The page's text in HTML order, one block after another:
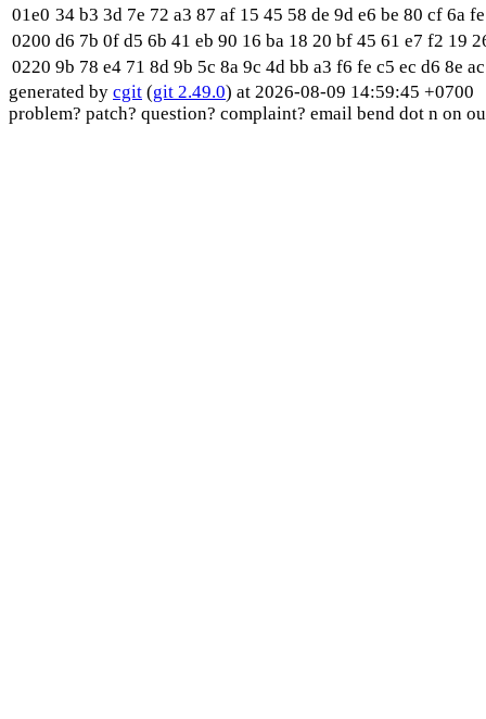
01e0 34 b3 3d 7e 72 a3 87 af 15 45 58 de 9d e6 be 80 cf 6a
0200 d6 7b 0f d5 6b 41 eb 90 16 ba 18 20 bf 45 61 e7 f2 19
0220 9b 78 e4 71 8d 9b 5c 8a 9c 4d bb a3 f6 fe c5 ec d6 8e
generated by cgit (git 2.49.0) at 2026-08-09 14:59:45 +0700
problem? patch? question? complaint? email bend dot n on